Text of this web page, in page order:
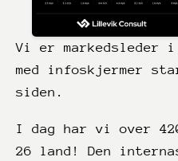
Vi er markedsleder
med infoskjermer
siden.
I dag har vi over
26 land! Den